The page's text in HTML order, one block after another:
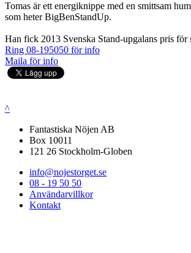
Tomas är ett energiknippe med en smittsam
som heter BigBenStandUp.
Han fick 2013 Svenska Stand-upgalans pris för
Ring 08-195050 för info
Maila för info
^
Fantastiska Nöjen AB
Box 10011
121 26 Stockholm-Globen
info@nojestorget.se
08 - 19 50 50
Användarvillkor
Kontakt